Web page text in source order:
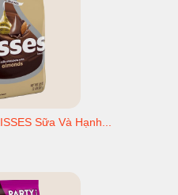
Sữa Và Hạnh...